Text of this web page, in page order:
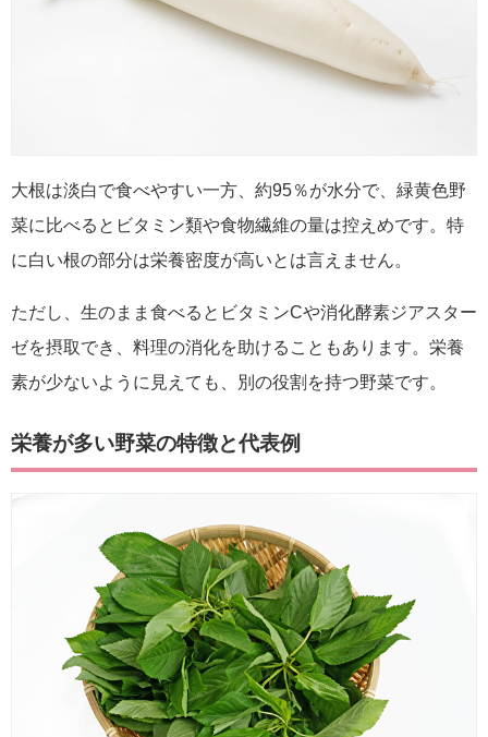
大根は淡白で食べやすい一方、約95％が水分で、緑黄色野
菜に比べるとビタミン類や食物繊維の量は控えめです。特
に白い根の部分は栄養密度が高いとは言えません。
ただし、生のまま食べるとビタミンCや消化酵素ジアスター
ゼを摂取でき、料理の消化を助けることもあります。栄養
素が少ないように見えても、別の役割を持つ野菜です。
栄養が多い野菜の特徴と代表例